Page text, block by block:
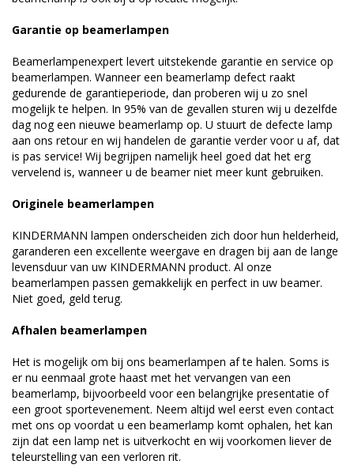
Garantie op beamerlampen
Beamerlampenexpert levert uitstekende garantie en service op
beamerlampen. Wanneer een beamerlamp defect raakt
gedurende de garantieperiode, dan proberen wij u zo snel
mogelijk te helpen. In 95% van de gevallen sturen wij u dezelfde
dag nog een nieuwe beamerlamp op. U stuurt de defecte lamp
aan ons retour en wij handelen de garantie verder voor u af, dat
is pas service! Wij begrijpen namelijk heel goed dat het erg
vervelend is, wanneer u de beamer niet meer kunt gebruiken.
Originele beamerlampen
KINDERMANN lampen onderscheiden zich door hun helderheid,
garanderen een excellente weergave en dragen bij aan de lange
levensduur van uw KINDERMANN product. Al onze
beamerlampen passen gemakkelijk en perfect in uw beamer.
Niet goed, geld terug.
Afhalen beamerlampen
Het is mogelijk om bij ons beamerlampen af te halen. Soms is
er nu eenmaal grote haast met het vervangen van een
beamerlamp, bijvoorbeeld voor een belangrijke presentatie of
een groot sportevenement. Neem altijd wel eerst even contact
met ons op voordat u een beamerlamp komt ophalen, het kan
zijn dat een lamp net is uitverkocht en wij voorkomen liever de
teleurstelling van een verloren rit.